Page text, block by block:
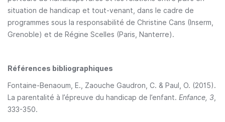
situation de handicap et tout-venant, dans le cadre de
programmes sous la responsabilité de Christine Cans (Inserm,
Grenoble) et de Régine Scelles (Paris, Nanterre).
Références bibliographiques
Fontaine-Benaoum, E., Zaouche Gaudron, C. & Paul, O. (2015).
La parentalité à l’épreuve du handicap de l’enfant. Enfance, 3,
333-350.